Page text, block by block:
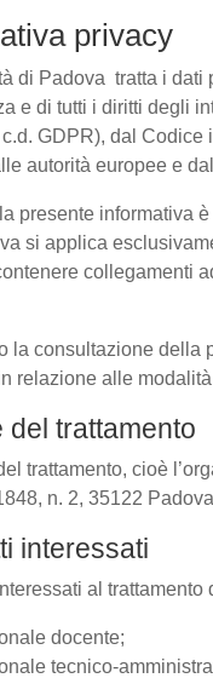
privacy
di Padova tratta i
e di tutti i diritti degli
GDPR), dal
autorità europee e
presente informativa
si applica
collegamenti
la consultazione della
relazione alle
del trattamento
trattamento, cioè
n. 2, 35122
interessati
al
docente;
tecnico-